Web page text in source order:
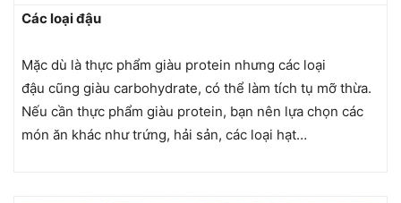
Các loại đậu
Mặc dù là thực phẩm giàu protein nhưng các loại
đậu cũng giàu carbohydrate, có thể làm tích tụ mỡ thừa.
Nếu cần thực phẩm giàu protein, bạn nên lựa chọn các
món ăn khác như trứng, hải sản, các loại hạt…